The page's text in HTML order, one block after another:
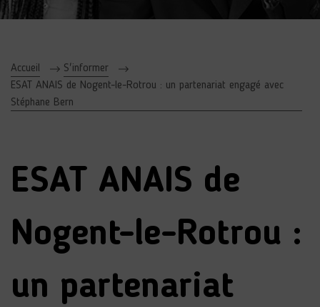
Accueil
S'informer
ESAT ANAIS de Nogent-le-Rotrou : un partenariat engagé avec
Stéphane Bern
ESAT ANAIS de
Nogent-le-Rotrou :
un partenariat